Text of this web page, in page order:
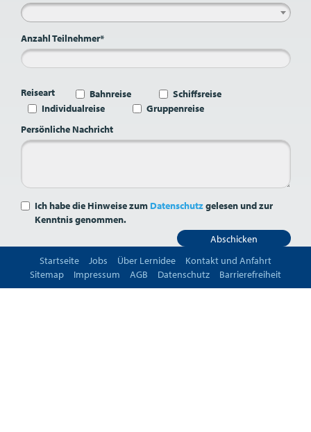
Anzahl Teilnehmer*
Reiseart Bahnreise
Schiffsreise
Individualreise
Gruppenreise
Persönliche Nachricht
Ich habe die Hinweise zum Datenschutzgelesen und zur
Kenntnis genommen.
Abschicken
Startseite
Jobs Über Lernidee
Kontakt und Anfahrt
Sitemap
Impressum AGB Datenschutz Barrierefreiheit